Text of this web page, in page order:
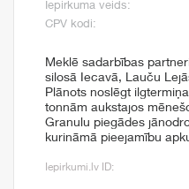
Iepirkuma veids:
CPV kodi:
Meklē sadarbības
silosā Iecavā, Lauču
Plānots noslēgt
tonnām aukstajos
Granulu piegādes
kurināmā pieejamību
Iepirkumi.lv ID: